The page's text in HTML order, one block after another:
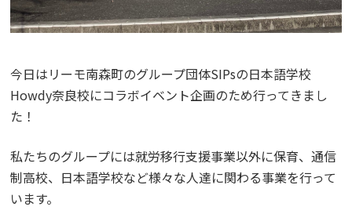
今日はリーモ南森町のグループ団体SIPsの日本語学校
Howdy奈良校にコラボイベント企画のため行ってきまし
た！
私たちのグループには就労移行支援事業以外に保育、通信
制高校、日本語学校など様々な人達に関わる事業を行って
います。